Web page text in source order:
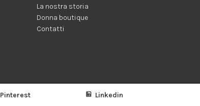
La nostra storia
Donna boutique
Contatti
Pinterest Linkedin